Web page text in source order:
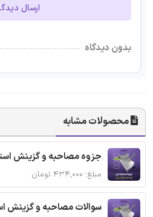
ارسال
بدون دیدگاه
محصولات مشابه
جزوه مصاحبه و گزینش
مبلغ: ۴۳۴,۰۰۰ تومان
سوالات مصاحبه و گزینش